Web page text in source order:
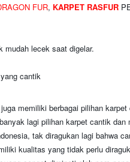
FUR, KARPET RASFUR
mudah lecek saat digelar.
cantik
memiliki berbagai pilihan
lagi pilihan karpet cantik dan
tak diragukan lagi bahwa
kualitas yang tidak perlu